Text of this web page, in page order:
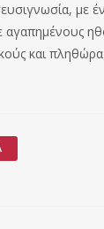
με
αγαπημένους
και πληθώρα